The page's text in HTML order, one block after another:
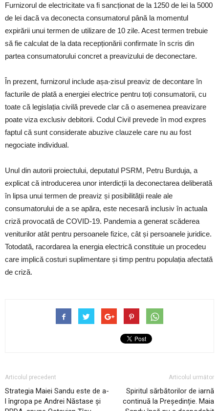
Furnizorul de electricitate va fi sancționat de la 1250 de lei la 5000
de lei dacă va deconecta consumatorul până la momentul
expirării unui termen de utilizare de 10 zile. Acest termen trebuie
să fie calculat de la data recepționării confirmate în scris din
partea consumatorului concret a preavizului de deconectare.
În prezent, furnizorul include așa-zisul preaviz de decontare în
facturile de plată a energiei electrice pentru toți consumatorii, cu
toate că legislația civilă prevede clar că o asemenea preavizare
poate viza exclusiv debitorii. Codul Civil prevede în mod expres
faptul că sunt considerate abuzive clauzele care nu au fost
negociate individual.
Unul din autorii proiectului, deputatul PSRM, Petru Burduja, a
explicat că introducerea unor interdicții la deconectarea deliberată
în lipsa unui termen de preaviz și posibilității reale ale
consumatorului de a se apăra, este necesară inclusiv în actuala
criză provocată de COVID-19. Pandemia a generat scăderea
veniturilor atât pentru persoanele fizice, cât și persoanele juridice.
Totodată, racordarea la energia electrică constituie un procedeu
care implică costuri suplimentare și timp pentru populația afectată
de criză.
Articolul precedent
Strategia Maiei Sandu este de a-
l îngropa pe Andrei Năstase și
Articolul următor
Spiritul sărbătorilor de iarnă
continuă la Președinție. Maia